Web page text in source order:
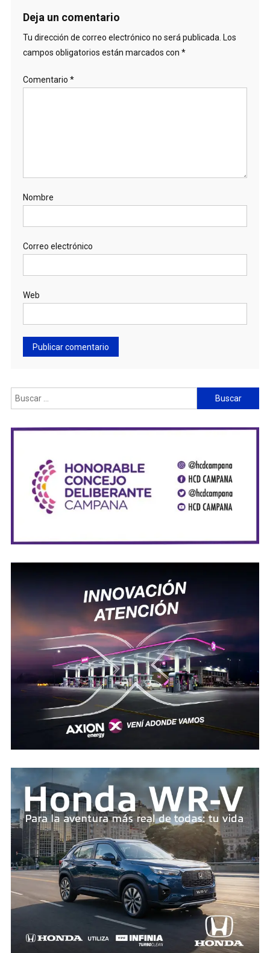
Deja un comentario
Tu dirección de correo electrónico no será publicada. Los
campos obligatorios están marcados con *
Comentario *
Nombre
Correo electrónico
Web
Buscar: